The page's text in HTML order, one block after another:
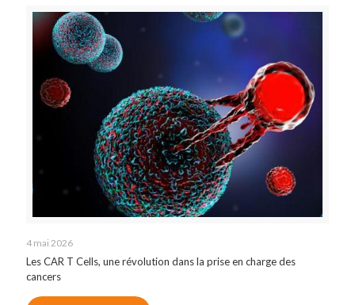
4 mai 2026
Les CAR T Cells, une révolution dans la prise en charge des
cancers